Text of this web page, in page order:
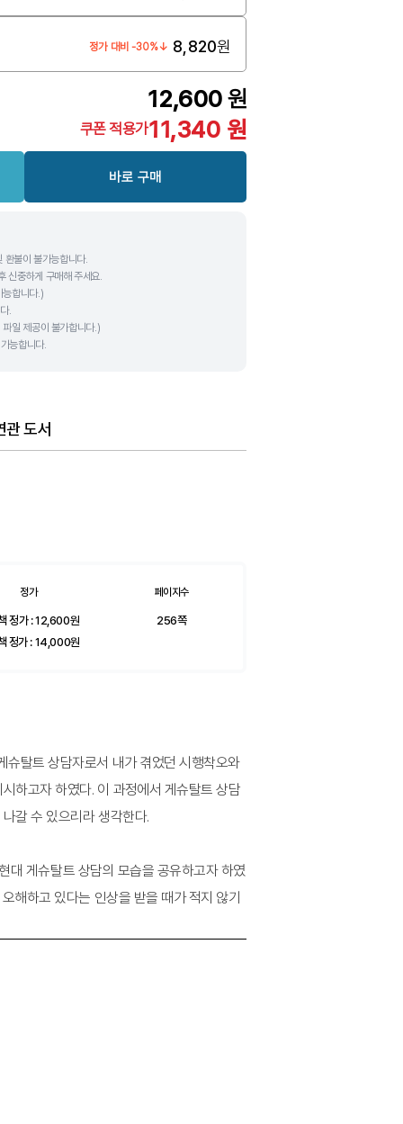
정가 대비 -30%↓ 8,820원
12,600원
쿠폰 적용가11,340 원
바로 구매
환불이 불가능합니다.
신중하게 구매해 주세요.
능합니다.)
.
일 제공이 불가합니다.)
능합니다.
관 도서
정가
정가 :12,600원
정가 : 14,000원
페이지수
256쪽
슈탈트 상담자로서 내가 겪었던 시행착오와
하고자 하였다. 이 과정에서 게슈탈트 상담
갈 수 있으리라 생각한다.
대 게슈탈트 상담의 모습을 공유하고자 하였
해하고 있다는 인상을 받을 때가 적지 않기